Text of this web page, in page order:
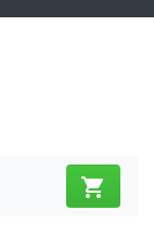
shopping_cart